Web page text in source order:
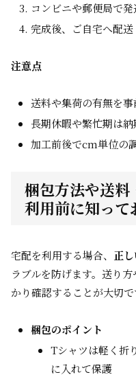
コンビニや郵便局で発
完成後、ご自宅へ配送
注意点
送料や集荷の有無を事
長期休暇や繁忙期は
加工前後でcm単位の
梱包方法や送料
利用前に知って
宅配を利用する場合、 正
ラブルを防げます。送り
かり確認することが大切で
梱包のポイント
Tシャツは軽く折
に入れて保護